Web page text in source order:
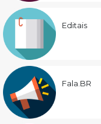
Editais
Fala.BR